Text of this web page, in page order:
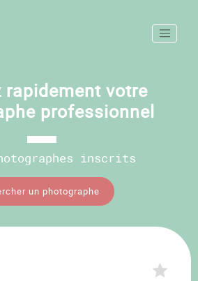
rapidement votre
professionnel
inscrits
un photographe